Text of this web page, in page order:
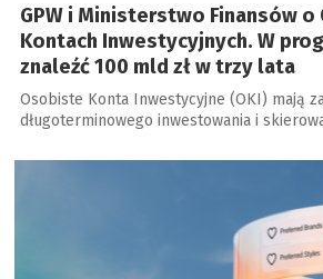
GPW i Ministerstwo Finansów
Kontach Inwestycyjnych. W
znaleźć 100 mld zł w trzy lata
Osobiste Konta Inwestycyjne (OKI) mają
długoterminowego inwestowania i
a